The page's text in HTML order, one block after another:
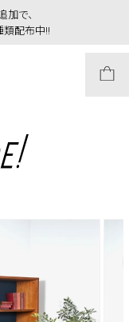
で、
配布中!!